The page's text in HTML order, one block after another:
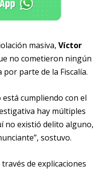
masiva, Víctor
no cometieron ningún
parte de la Fiscalía.
cumpliendo con el
hay múltiples
no existió delito alguno,
sostuvo.
de explicaciones